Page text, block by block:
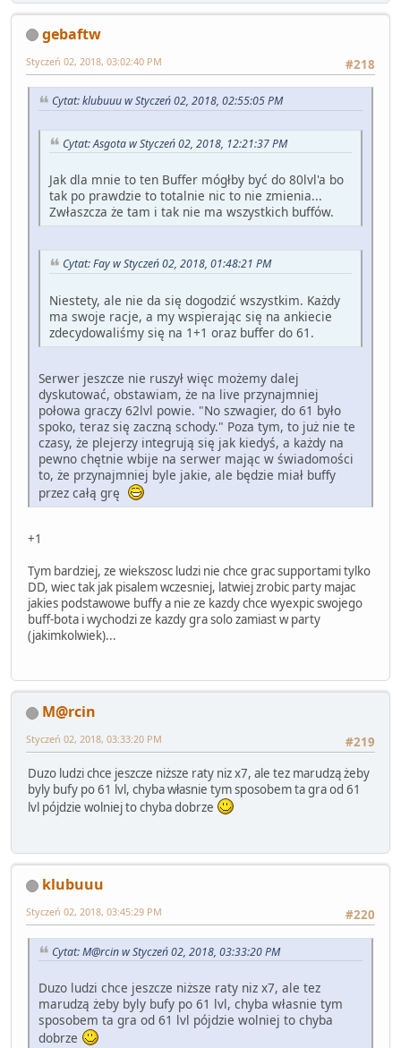
gebaftw
#218
Styczeń 02, 2018, 03:02:40 PM
Cytat: klubuuu w Styczeń 02, 2018, 02:55:05 PM
Cytat: Asgota w Styczeń 02, 2018, 12:21:37 PM
Jak dla mnie to ten Buffer mógłby być do 80lvl'a bo
tak po prawdzie to totalnie nic to nie zmienia...
Zwłaszcza że tam i tak nie ma wszystkich buffów.
Cytat: Fay w Styczeń 02, 2018, 01:48:21 PM
Niestety, ale nie da się dogodzić wszystkim. Każdy
ma swoje racje, a my wspierając się na ankiecie
zdecydowaliśmy się na 1+1 oraz buffer do 61.
Serwer jeszcze nie ruszył więc możemy dalej
dyskutować, obstawiam, że na live przynajmniej
połowa graczy 62lvl powie. "No szwagier, do 61 było
spoko, teraz się zaczną schody." Poza tym, to już nie te
czasy, że plejerzy integrują się jak kiedyś, a każdy na
pewno chętnie wbije na serwer mając w świadomości
to, że przynajmniej byle jakie, ale będzie miał buffy
przez całą grę
+1
Tym bardziej, ze wiekszosc ludzi nie chce grac supportami tylko
DD, wiec tak jak pisalem wczesniej, latwiej zrobic party majac
jakies podstawowe buffy a nie ze kazdy chce wyexpic swojego
buff-bota i wychodzi ze kazdy gra solo zamiast w party
(jakimkolwiek)...
M@rcin
#219
Styczeń 02, 2018, 03:33:20 PM
Duzo ludzi chce jeszcze niższe raty niz x7, ale tez marudzą żeby
byly bufy po 61 lvl, chyba własnie tym sposobem ta gra od 61
lvl pójdzie wolniej to chyba dobrze
klubuuu
#220
Styczeń 02, 2018, 03:45:29 PM
Cytat: M@rcin w Styczeń 02, 2018, 03:33:20 PM
Duzo ludzi chce jeszcze niższe raty niz x7, ale tez
marudzą żeby byly bufy po 61 lvl, chyba własnie tym
sposobem ta gra od 61 lvl pójdzie wolniej to chyba
dobrze